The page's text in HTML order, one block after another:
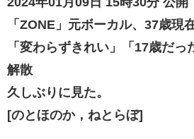
「ZONE」元ボーカル、37歳現
「変わらずきれい」「17歳だ
解散
久しぶりに見た。
[のとほのか，ねとらぼ]